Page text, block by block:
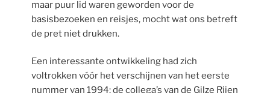
maar puur lid waren geworden voor de
basisbezoeken en reisjes, mocht wat ons betreft
de pret niet drukken.
Een interessante ontwikkeling had zich
voltrokken vóór het verschijnen van het eerste
nummer van 1994: de collega’s van de Gilze Rijen